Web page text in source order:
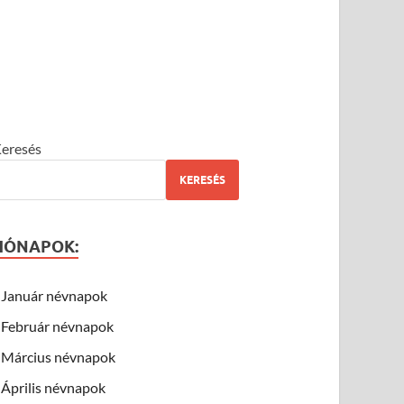
KERESÉS
Január névnapok
Február névnapok
Március névnapok
Április névnapok